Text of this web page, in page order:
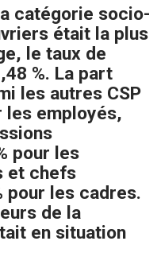
catégorie socio-
était la plus
le taux de
%. La part
les autres CSP
les employés,
pour les
et chefs
pour les cadres.
de la
en situation